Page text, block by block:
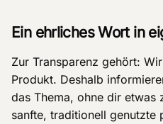
Ein ehrliches Wort in
Zur Transparenz gehört:
Produkt. Deshalb
das Thema, ohne dir etwas
sanfte, traditionell genutzte